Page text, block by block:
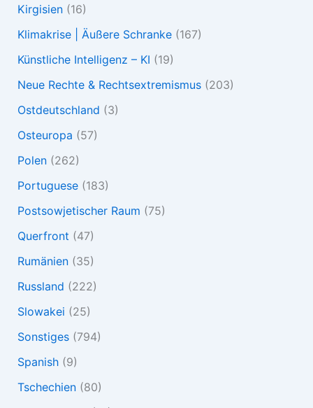
Kirgisien(16)
Klimakrise | Äußere Schranke(167)
Künstliche Intelligenz – KI (19)
Neue Rechte & Rechtsextremismus(203)
Ostdeutschland (3)
Osteuropa (57)
Polen(262)
Portuguese(183)
Postsowjetischer Raum (75)
Querfront (47)
Rumänien(35)
Russland (222)
Slowakei (25)
Sonstiges(794)
Spanish(9)
Tschechien(80)